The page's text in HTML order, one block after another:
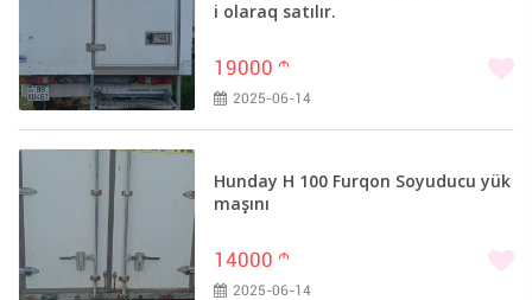
i olaraq satılır.
19000 m
2025-06-14
Hunday H 100 Furqon Soyuducu yük
maşını
14000 m
2025-06-14